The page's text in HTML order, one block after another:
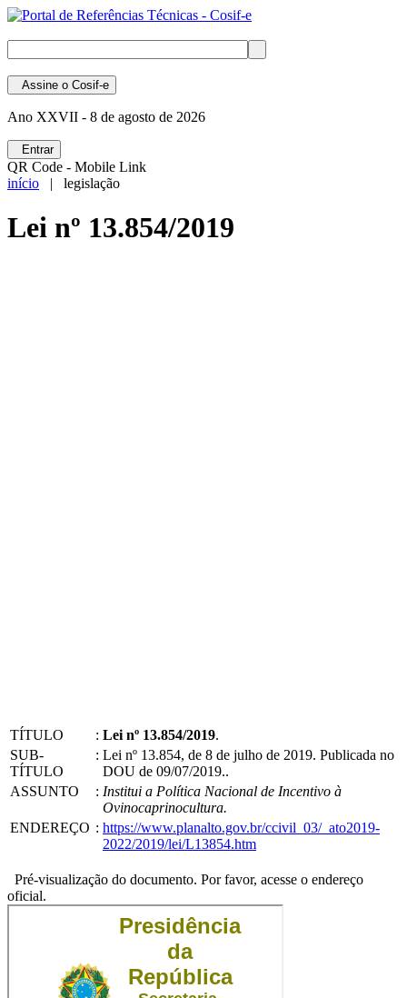
Assine o Cosif-e
Ano XXVII - 8 de agosto de 2026
Entrar
QR Code - Mobile Link
início | legislação
Lei nº 13.854/2019
TÍTULO : Lei nº 13.854/2019.
SUB-
TÍTULO
: Lei nº 13.854, de 8 de julho de 2019. Publicada no
DOU de 09/07/2019..
ASSUNTO
: Institui a Política Nacional de Incentivo à
Ovinocaprinocultura.
ENDEREÇO : https://www.planalto.gov.br/ccivil_03/_ato2019-
2022/2019/lei/L13854.htm
Pré-visualização do documento. Por favor, acesse o endereço
oficial.